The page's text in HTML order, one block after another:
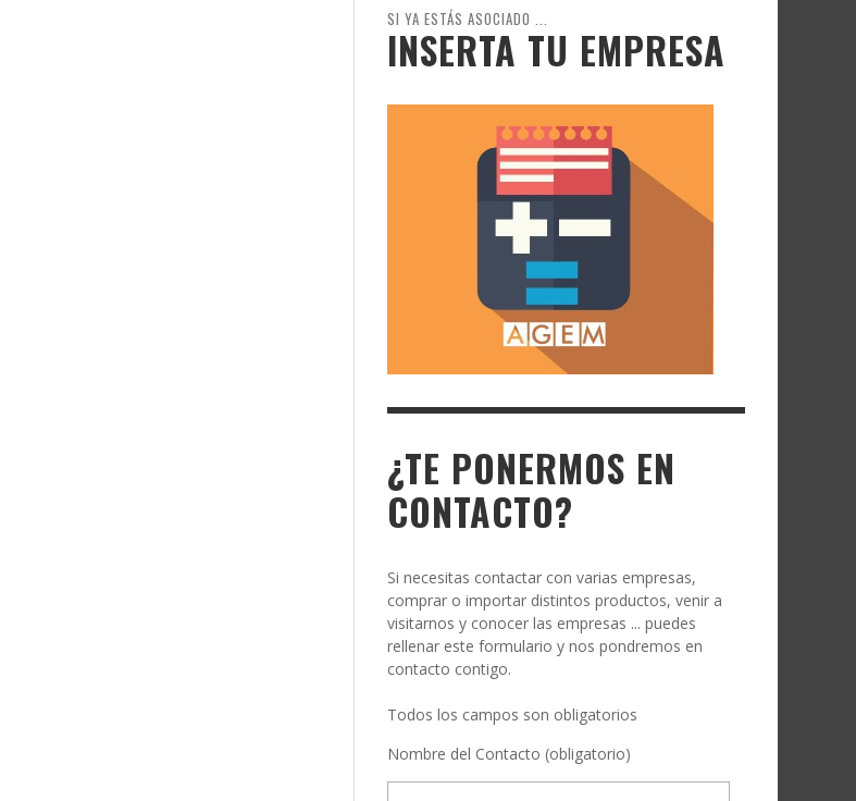
SI YA ESTÁS ASOCIADO ...
INSERTA TU EMPRESA
¿TE PONERMOS EN
CONTACTO?
Si necesitas contactar con varias empresas,
comprar o importar distintos productos, venir a
visitarnos y conocer las empresas ... puedes
rellenar este formulario y nos pondremos en
contacto contigo.
Todos los campos son obligatorios
Nombre del Contacto (obligatorio)